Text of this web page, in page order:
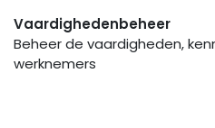
Vaardighedenbeheer
Beheer de vaardigheden,
werknemers